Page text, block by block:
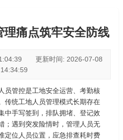
理痛点筑牢安全防线
更新时间: 2026-07-08
14:34:59
员管控是工地安全运营、考勤核
传统工地人员管理模式长期存在
中手写签到，排队拥堵、登记效
；遇到突发险情时，管理人员无
定位人员位置，应急排查耗时费